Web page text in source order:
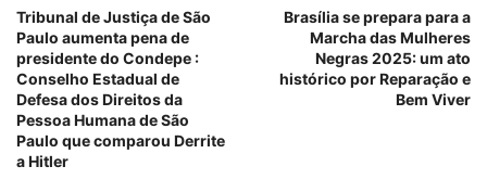
Tribunal de Justiça de São
Paulo aumenta pena de
presidente do Condepe :
Conselho Estadual de
Defesa dos Direitos da
Pessoa Humana de São
Paulo que comparou Derrite
a Hitler
Brasília se prepara para a
Marcha das Mulheres
Negras 2025: um ato
histórico por Reparação e
Bem Viver